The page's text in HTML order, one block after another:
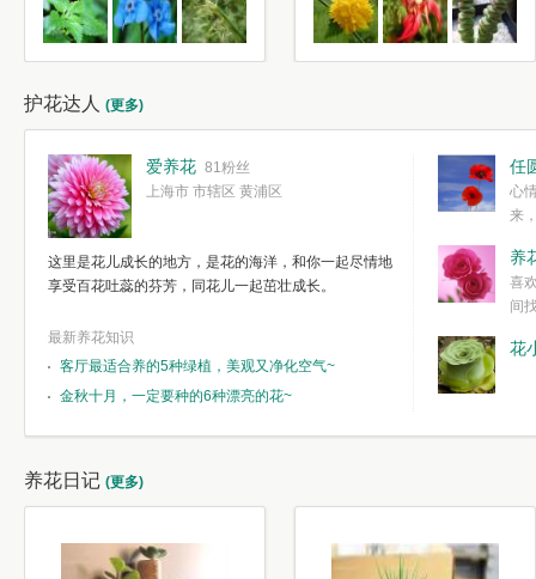
护花达人 (更多)
爱养花 81粉丝
上海市 市辖区 黄浦区
这里是花儿成长的地方，是花的海洋，和你一起尽情地
享受百花吐蕊的芬芳，同花儿一起茁壮成长。
最新养花知识
客厅最适合养的5种绿植，美观又净化空气~
金秋十月，一定要种的6种漂亮的花~
任
心
来
简单愉快的心
我们自己复杂
养
喜
间
花
养花日记 (更多)